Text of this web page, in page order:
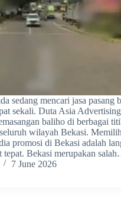
sedang mencari jasa pasang
sekali. Duta Asia Advertising
baliho di berbagai
wilayah Bekasi.
promosi di Bekasi adalah
tepat. Bekasi merupakan
7 June 2026